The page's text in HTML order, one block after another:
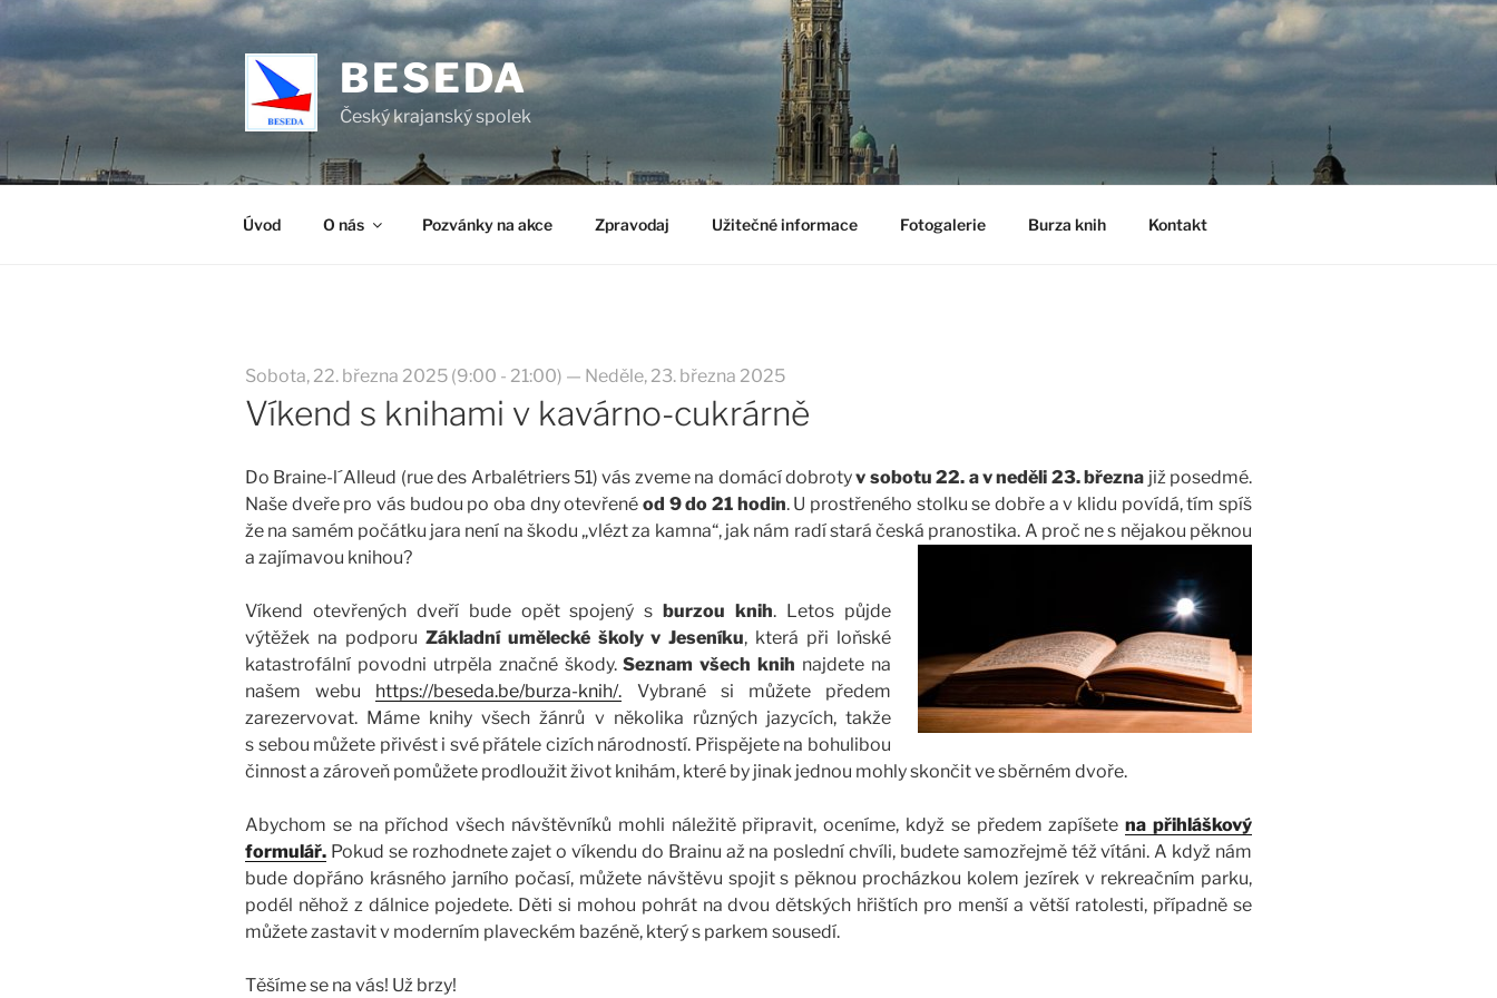
Přejít
obsahu
webu
BESEDA
Český krajanský spolek
Úvod O nás Pozvánky na akce Zpravodaj Užitečné informace Fotogalerie Burza knih Kontakt
Sobota, 22. března 2025 (9:00 - 21:00) — Neděle, 23. března 2025
Víkend s knihami v kavárno-cukrárně
Do Braine-l´Alleud (rue des Arbalétriers 51) vás zveme na domácí dobrotyv sobotu 22. a v neděli 23. března již posedmé.
Naše dveře pro vás budou po oba dny otevřené od 9 do 21 hodin. U prostřeného stolku se dobře a v klidu povídá, tím spíš
že na samém počátku jara není na škodu „vlézt za kamna“, jak nám radí stará česká pranostika. A proč ne s nějakou pěknou
a zajímavou knihou?
Víkend otevřených dveří bude opět spojený sburzou knih. Letos půjde
výtěžek na podporu Základní umělecké školy v Jeseníku, která při loňské
katastrofální povodni utrpěla značné škody.Seznam všech knih najdete na
našem webu https://beseda.be/burza-knih/. Vybrané si můžete předem
zarezervovat. Máme knihy všech žánrů v několika různých jazycích, takže
s sebou můžete přivést i své přátele cizích národností. Přispějete na bohulibou
činnost a zároveň pomůžete prodloužit život knihám, které by jinak jednou mohly skončit ve sběrném dvoře.
Abychom se na příchod všech návštěvníků mohli náležitě připravit, oceníme, když se předem zapíšetena přihláškový
formulář. Pokud se rozhodnete zajet o víkendu do Brainu až na poslední chvíli, budete samozřejmě též vítáni. A když nám
bude dopřáno krásného jarního počasí, můžete návštěvu spojit s pěknou procházkou kolem jezírek v rekreačním parku,
podél něhož z dálnice pojedete. Děti si mohou pohrát na dvou dětských hřištích pro menší a větší ratolesti, případně se
můžete zastavit v moderním plaveckém bazéně, který s parkem sousedí.
Těšíme se na vás! Už brzy!